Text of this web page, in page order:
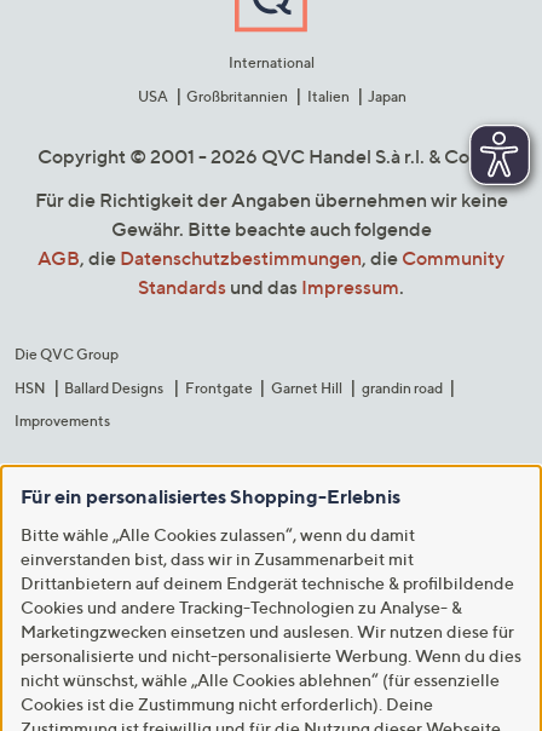
International
USA
Großbritannien Italien Japan
Copyright © 2001 - 2026 QVC Handel S.à r.l. & Co. KG
Für die Richtigkeit der Angaben übernehmen wir keine
Gewähr. Bitte beachte auch folgende
AGB, die Datenschutzbestimmungen, die Community
Standards und das Impressum.
Die QVC Group
HSN
Ballard Designs Frontgate Garnet Hill
grandin road
Improvements
Für ein personalisiertes Shopping-Erlebnis
Bitte wähle „Alle Cookies zulassen“, wenn du damit
einverstanden bist, dass wir in Zusammenarbeit mit
Drittanbietern auf deinem Endgerät technische & profilbildende
Cookies und andere Tracking-Technologien zu Analyse- &
Marketingzwecken einsetzen und auslesen. Wir nutzen diese für
personalisierte und nicht-personalisierte Werbung. Wenn du dies
nicht wünschst, wähle „Alle Cookies ablehnen“ (für essenzielle
Cookies ist die Zustimmung nicht erforderlich). Deine